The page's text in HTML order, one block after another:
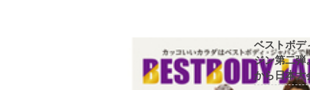
ベストボデ
ジン第二弾
から日本大